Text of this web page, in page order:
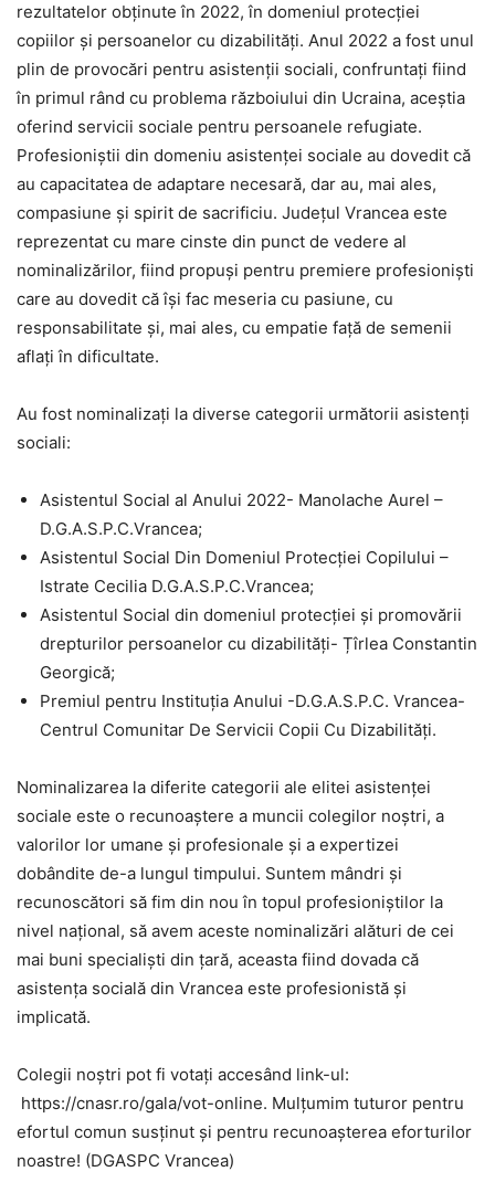
rezultatelor obținute în 2022, în domeniul protecţiei
copiilor și persoanelor cu dizabilități. Anul 2022 a fost unul
plin de provocări pentru asistenții sociali, confruntați fiind
în primul rând cu problema războiului din Ucraina, aceștia
oferind servicii sociale pentru persoanele refugiate.
Profesioniștii din domeniu asistenței sociale au dovedit că
au capacitatea de adaptare necesară, dar au, mai ales,
compasiune și spirit de sacrificiu. Județul Vrancea este
reprezentat cu mare cinste din punct de vedere al
nominalizărilor, fiind propuși pentru premiere profesioniști
care au dovedit că își fac meseria cu pasiune, cu
responsabilitate și, mai ales, cu empatie față de semenii
aflați în dificultate.
Au fost nominalizați la diverse categorii următorii asistenți
sociali:
Asistentul Social al Anului 2022- Manolache Aurel –
D.G.A.S.P.C.Vrancea;
Asistentul Social Din Domeniul Protecţiei Copilului –
Istrate Cecilia D.G.A.S.P.C.Vrancea;
Asistentul Social din domeniul protecției și promovării
drepturilor persoanelor cu dizabilități- Țîrlea Constantin
Georgică;
Premiul pentru Instituţia Anului -D.G.A.S.P.C. Vrancea-
Centrul Comunitar De Servicii Copii Cu Dizabilități.
Nominalizarea la diferite categorii ale elitei asistenței
sociale este o recunoaștere a muncii colegilor noștri, a
valorilor lor umane și profesionale și a expertizei
dobândite de-a lungul timpului. Suntem mândri și
recunoscători să fim din nou în topul profesioniștilor la
nivel național, să avem aceste nominalizări alături de cei
mai buni specialiști din țară, aceasta fiind dovada că
asistența socială din Vrancea este profesionistă și
implicată.
Colegii noștri pot fi votați accesând link-ul:
https://cnasr.ro/gala/vot-online. Mulțumim tuturor pentru
efortul comun susținut și pentru recunoașterea eforturilor
noastre! (DGASPC Vrancea)